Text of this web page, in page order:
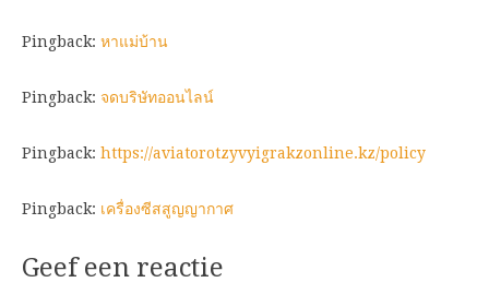
Pingback: หาแม่บ้าน
Pingback: จดบริษัทออนไลน์
Pingback: https://aviatorotzyvyigrakzonline.kz/policy
Pingback: เครื่องซีสสูญญากาศ
Geef een reactie